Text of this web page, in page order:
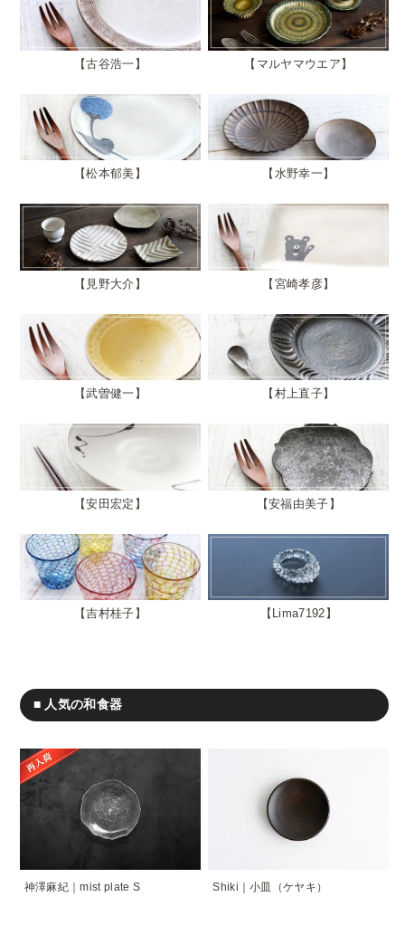
古谷浩一 マルヤマウエア
松本郁美 水野幸一
見野大介 宮崎孝彦
武曽健一 村上直子
安田宏定 安福由美子
吉村桂子 Lima7192
■ 人気の和食器
神澤麻紀｜mist plate S Shiki｜小皿（ケヤキ）